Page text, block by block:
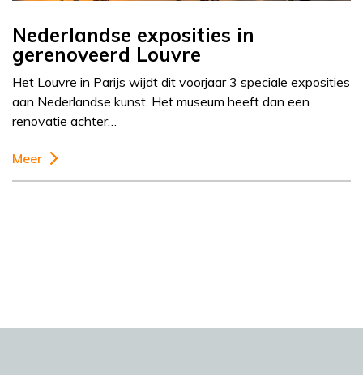
Nederlandse exposities in
gerenoveerd Louvre
Het Louvre in Parijs wijdt dit voorjaar 3 speciale exposities
aan Nederlandse kunst. Het museum heeft dan een
renovatie achter…
Meer